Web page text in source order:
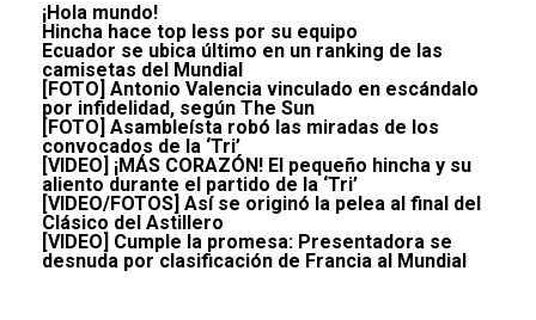
¡Hola mundo!
Hincha hace top less por su equipo
Ecuador se ubica último en un ranking de las
camisetas del Mundial
[FOTO] Antonio Valencia vinculado en escándalo
por infidelidad, según The Sun
[FOTO] Asambleísta robó las miradas de los
convocados de la ‘Tri’
[VIDEO] ¡MÁS CORAZÓN! El pequeño hincha y su
aliento durante el partido de la ‘Tri’
[VIDEO/FOTOS] Así se originó la pelea al final del
Clásico del Astillero
[VIDEO] Cumple la promesa: Presentadora se
desnuda por clasificación de Francia al Mundial